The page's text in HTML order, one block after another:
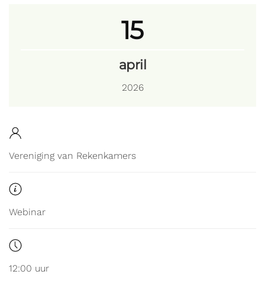
15
april
2026
Vereniging van Rekenkamers
Webinar
12:00 uur